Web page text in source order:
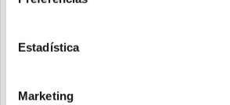
Estadística
Marketing